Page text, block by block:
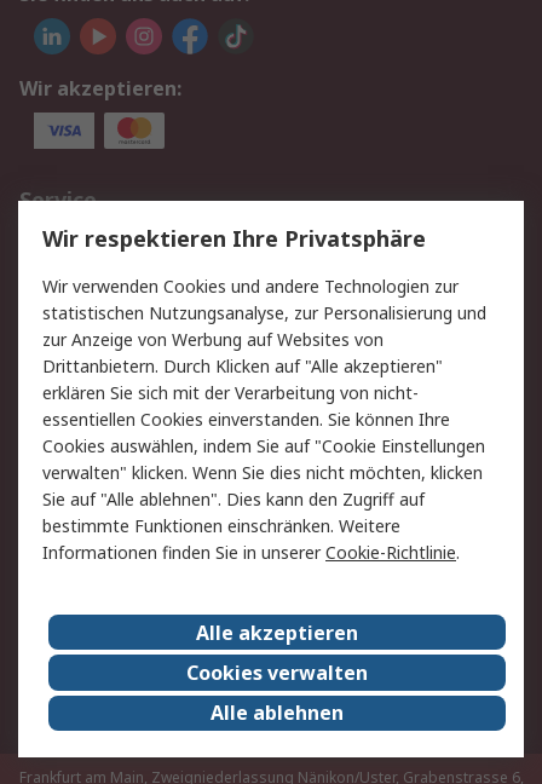
Wir akzeptieren:
Service
Value Added Services
Lieferlösungen
Rücksendungen
Kontakt
Hilfe
Rechtliches
AGB
Datenschutz
Cookie-Richtlinie
Zahlungsbedingungen
Copyright/Impressum
Über RS
Karriere bei RS
Nachhaltigkeit
Qualität/Umwelt/ZertifikatePresse-Center
Event-Center
Frankfurt am Main, Zweigniederlassung Nänikon/Uster, Grabenstrasse 6,
Wir respektieren Ihre Privatsphäre
Wir verwenden Cookies und andere Technologien zur
statistischen Nutzungsanalyse, zur Personalisierung und
zur Anzeige von Werbung auf Websites von
Drittanbietern. Durch Klicken auf "Alle akzeptieren"
erklären Sie sich mit der Verarbeitung von nicht-
essentiellen Cookies einverstanden. Sie können Ihre
Cookies auswählen, indem Sie auf "Cookie Einstellungen
verwalten" klicken. Wenn Sie dies nicht möchten, klicken
Sie auf "Alle ablehnen". Dies kann den Zugriff auf
bestimmte Funktionen einschränken. Weitere
Informationen finden Sie in unsererCookie-Richtlinie.
Alle akzeptieren
Cookies verwalten
Alle ablehnen